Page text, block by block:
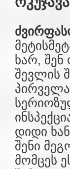
ხარ, შენ
შევლის
დიდი
შენი
მომცეს